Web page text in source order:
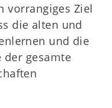
vorrangiges Ziel
die alten und
und die
der gesamte